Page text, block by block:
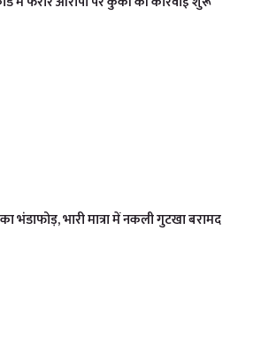
भंडाफोड़, भारी मात्रा में नकली गुटखा बरामद